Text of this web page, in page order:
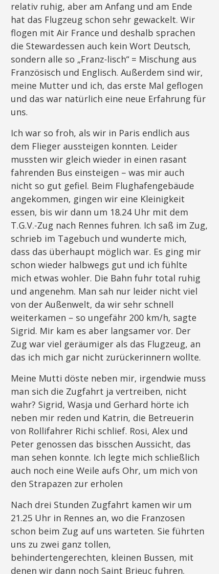
relativ ruhig, aber am Anfang und am Ende
hat das Flugzeug schon sehr gewackelt. Wir
flogen mit Air France und deshalb sprachen
die Stewardessen auch kein Wort Deutsch,
sondern alle so „Franz-lisch“ = Mischung aus
Französisch und Englisch. Außerdem sind wir,
meine Mutter und ich, das erste Mal geflogen
und das war natürlich eine neue Erfahrung für
uns.
Ich war so froh, als wir in Paris endlich aus
dem Flieger aussteigen konnten. Leider
mussten wir gleich wieder in einen rasant
fahrenden Bus einsteigen – was mir auch
nicht so gut gefiel. Beim Flughafengebäude
angekommen, gingen wir eine Kleinigkeit
essen, bis wir dann um 18.24 Uhr mit dem
T.G.V.-Zug nach Rennes fuhren. Ich saß im Zug,
schrieb im Tagebuch und wunderte mich,
dass das überhaupt möglich war. Es ging mir
schon wieder halbwegs gut und ich fühlte
mich etwas wohler. Die Bahn fuhr total ruhig
und angenehm. Man sah nur leider nicht viel
von der Außenwelt, da wir sehr schnell
weiterkamen – so ungefähr 200 km/h, sagte
Sigrid. Mir kam es aber langsamer vor. Der
Zug war viel geräumiger als das Flugzeug, an
das ich mich gar nicht zurückerinnern wollte.
Meine Mutti döste neben mir, irgendwie muss
man sich die Zugfahrt ja vertreiben, nicht
wahr? Sigrid, Wasja und Gerhard hörte ich
neben mir reden und Katrin, die Betreuerin
von Rollifahrer Richi schlief. Rosi, Alex und
Peter genossen das bisschen Aussicht, das
man sehen konnte. Ich legte mich schließlich
auch noch eine Weile aufs Ohr, um mich von
den Strapazen zur erholen
Nach drei Stunden Zugfahrt kamen wir um
21.25 Uhr in Rennes an, wo die Franzosen
schon beim Zug auf uns warteten. Sie führten
uns zu zwei ganz tollen,
behindertengerechten, kleinen Bussen, mit
denen wir dann noch Saint Brieuc fuhren.